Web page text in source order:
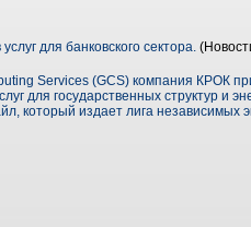
для банковского сектора.
Services (GCS) компания КРОК
для государственных структур и
который издает лига независимых